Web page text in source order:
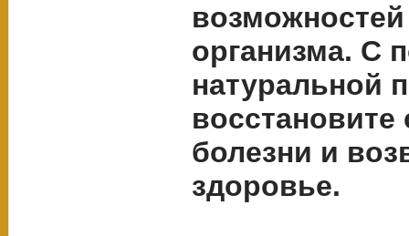
организма. С
натуральной
болезни и
здоровье.